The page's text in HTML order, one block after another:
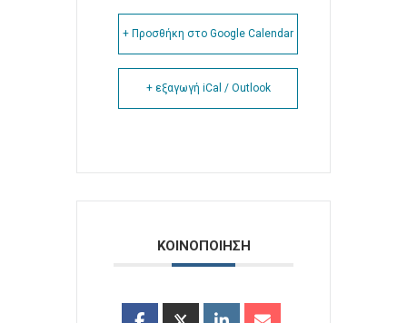
+ Προσθήκη στο Google Calendar
+ εξαγωγή iCal / Outlook
ΚΟΙΝΟΠΟΙΗΣΗ